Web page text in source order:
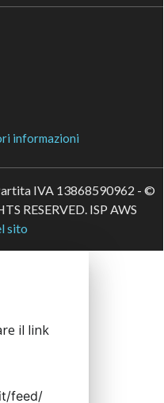
informazioni
IVA 13868590962 - ©
RESERVED. ISP AWS
sito
il link